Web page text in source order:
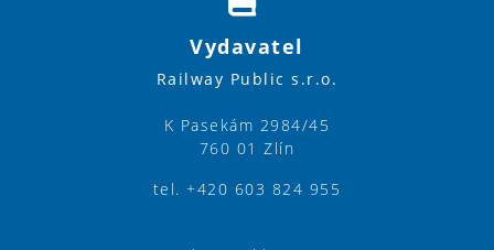
Vydavatel
Railway Public s.r.o.
K Pasekám 2984/45
760 01 Zlín
tel. +420 603 824 955